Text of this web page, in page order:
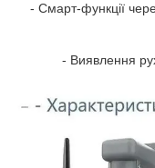
- Смарт-функції
- Виявлення